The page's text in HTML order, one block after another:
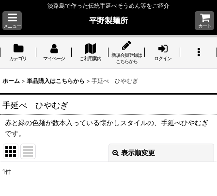
淡路島で作った伝統手延べそうめん等をご紹介
メニュー
平野製麺所
カート
カテゴリ マイページ ご利用案内
新規会員登録は
こちらから
ログイン
ホーム > 単品購入はこちらから > 手延べ ひやむぎ
手延べ ひやむぎ
赤と緑の色麺が数本入っている懐かしスタイルの、手延べひやむぎ
です。
表示順変更
1件